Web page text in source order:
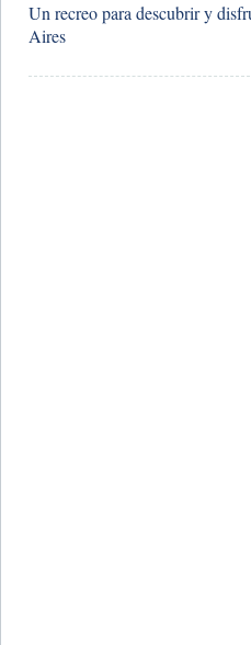
Un recreo para descubrir y
Aires